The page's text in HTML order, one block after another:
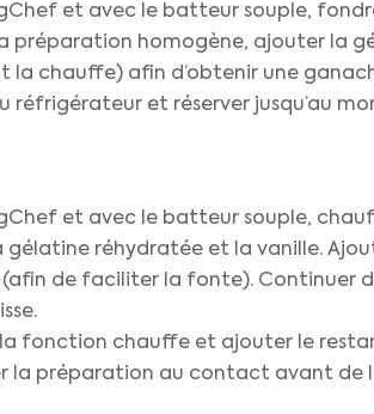
et avec le batteur souple,
préparation homogène, ajouter la
la chauffe) afin d’obtenir une
réfrigérateur et réserver jusqu’au
et avec le batteur souple,
gélatine réhydratée et la vanille.
de faciliter la fonte). Continuer
fonction chauffe et ajouter le
la préparation au contact avant de